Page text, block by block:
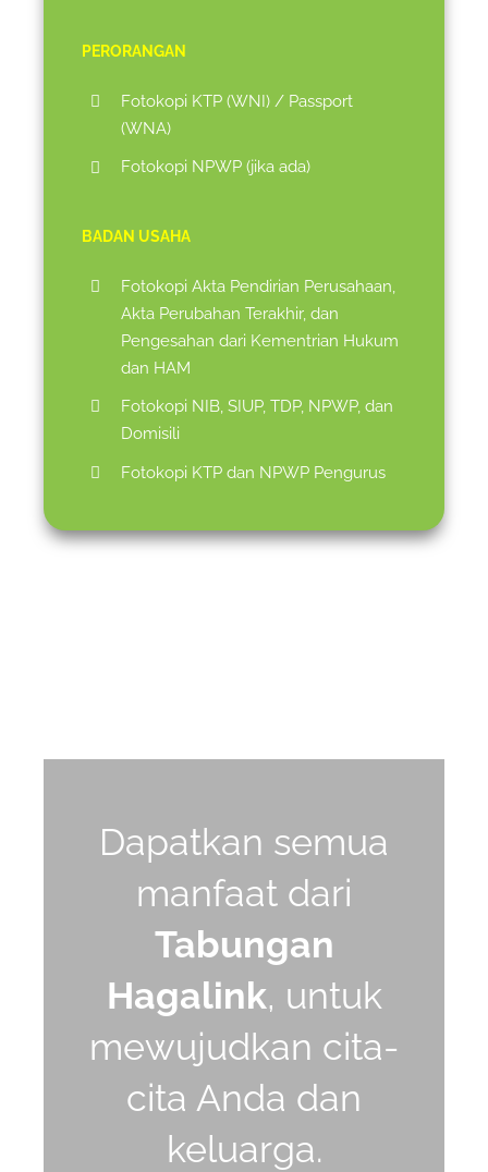
PERORANGAN
Fotokopi KTP (WNI) / Passport
(WNA)
Fotokopi NPWP (jika ada)
BADAN USAHA
Fotokopi Akta Pendirian Perusahaan,
Akta Perubahan Terakhir, dan
Pengesahan dari Kementrian Hukum
dan HAM
Fotokopi NIB, SIUP, TDP, NPWP, dan
Domisili
Fotokopi KTP dan NPWP Pengurus
Dapatkan semua
manfaat dari
Tabungan
Hagalink, untuk
mewujudkan cita-
cita Anda dan
keluarga.